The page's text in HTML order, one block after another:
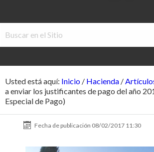
Usted está aquí: Inicio / Hacienda /
a enviar los justificantes de pago del año
Especial de Pago)
Fecha de publicación 08/02/2017 11:30